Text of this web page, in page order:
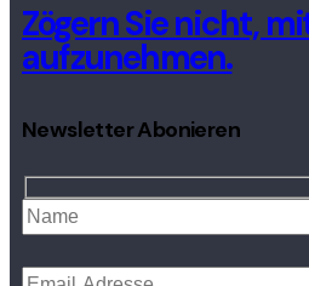
Zögern Sie nicht,
aufzunehmen.
Newsletter Abonieren